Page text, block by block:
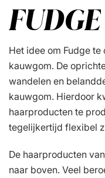
FUDGE
Het idee om Fudge
kauwgom. De
wandelen en
kauwgom. Hierdoor
haarproducten te
tegelijkertijd flexibel
De haarproducten
naar boven. Veel